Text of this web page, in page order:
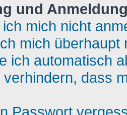
und
mich nicht
mich überhaupt
ich automatisch
dass